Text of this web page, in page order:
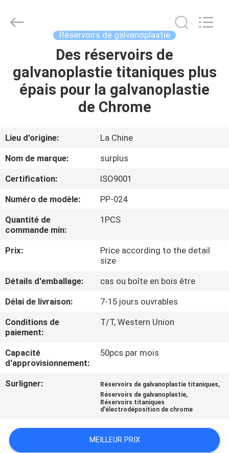
LA
MAISON
À
PROPOS
NOUS
DE
L'USINE
CONTRÔLE
DE
LA
QUALITÉ
NOUS
NOUVELLES
Technology
Limited.
Réservoirs de galvanoplastie
Des réservoirs de
galvanoplastie titaniques plus
épais pour la galvanoplastie
de Chrome
Lieu d'origine:
La Chine
Nom de marque:
surplus
Certification:
ISO9001
Numéro de modèle:
PP-024
Quantité de
commande min:
1PCS
Prix:
Price according to the detail
size
Détails d'emballage:
cas ou boîte en bois être
Délai de livraison:
7-15 jours ouvrables
Conditions de
paiement:
T/T, Western Union
Capacité
d'approvisionnement:
50pcs par mois
Surligner: Réservoirs de galvanoplastie titaniques,
Réservoirs de galvanoplastie,
Réservoirs titaniques
d'électrodéposition de chrome
MEILLEUR PRIX